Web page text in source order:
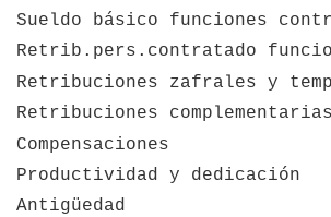
Sueldo básico funciones
Retrib.pers.contratado
Retribuciones zafrales y
Retribuciones complementarias
Compensaciones
Productividad y dedicación
Antigüedad